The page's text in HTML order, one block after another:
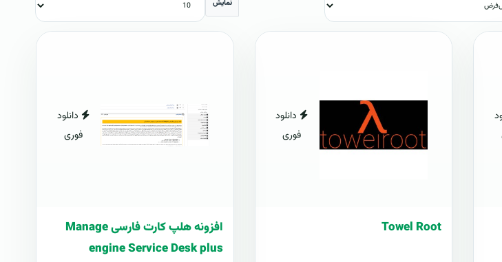
نمایش
دانلود
فوری
Towel Root
دانلود
فوری
افزونه هلپ کارت فارسی Manage
engine Service Desk plus